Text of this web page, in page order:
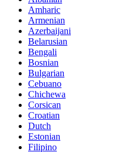
Amharic
Armenian
Azerbaijani
Belarusian
Bengali
Bosnian
Bulgarian
Cebuano
Chichewa
Corsican
Croatian
Dutch
Estonian
Filipino